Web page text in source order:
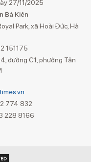
27/11/2025
Bá Kiên
Park, xã Hoài Đức, Hà
151175
đường C1, phường Tân
774 832
228 8166